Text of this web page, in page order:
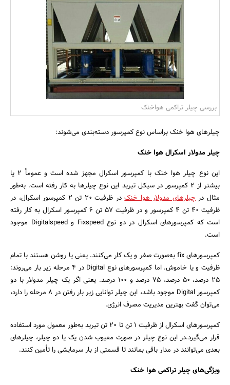
بانک، بیمه و سرمایه
مسکن و ساختمان
بررسی چیلر تراکمی هواخنک
چیلرهای هوا خنک براساس نوع کمپرسور دسته‌بندی می‌شوند:
چیلر مدولار اسکرال هوا خنک
این نوع چیلر هوا خنک با کمپرسور اسکرال مجهز شده است و عموماً 2 یا
بیشتر از 2 کمپرسور در سیکل تبرید این نوع چیلرها به کار رفته است. به‌طور
مثال درچیلرهای مدولار هوا خنک
در ظرفیت 20 تن 2 کمپرسور اسکرال، در
ظرفیت 40 تن 4 کمپرسور و در ظرفیت 57 تن 6 کمپرسور اسکرال به کار رفته
است که کمپرسورهای اسکرال در دو نوع Fixspeed و Digitalspeed موجود
است.
کمپرسورهای fix به‌صورت صفر و یک کار می‌کنند. یعنی یا روشن هستند با تمام
ظرفیت و یا خاموش. اما کمپرسورهای نوع Digital در 4 مرحله زیر بار می‌روند:
25 درصد، 50 درصد، 75 درصد و 100 درصد. یعنی اگر یک چیلر مدولار با دو
کمپرسور Digital موجود باشد، این چیلر توانایی زیر بار رفتن در 8 مرحله را دارد،
می‌توان گفت بهترین مدیریت مصرف انرژی.
کمپرسورهای اسکرال از ظرفیت 1 تن تا 20 تن تبرید به‌طور معمول مورد استفاده
قرار می‌گیرد.در این نوع چیلر در صورت معیوب شدن یک یا دو چیلر، چیلرهای
بعدی می‌توانند در مدار باقی بمانند تا قسمتی از بار سرمایشی را تأمین کنند.
ویژگی‌های چیلر تراکمی هوا خنک